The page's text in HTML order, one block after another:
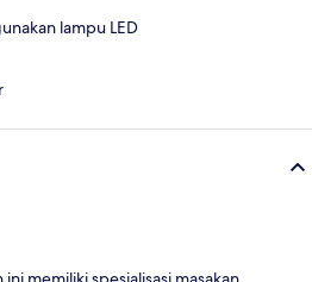
lampu LED